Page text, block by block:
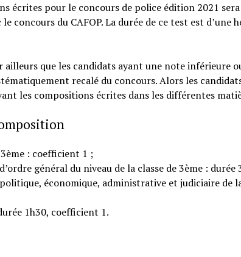
écrites pour le concours de police édition 2021
concours du CAFOP. La durée de ce test est
que les candidats ayant une note inférieure
recalé du concours. Alors les
les compositions écrites dans les différentes
3ème : coefficient 1 ;
général du niveau de la classe de 3ème :
économique, administrative et judiciaire de
1h30, coefficient 1.